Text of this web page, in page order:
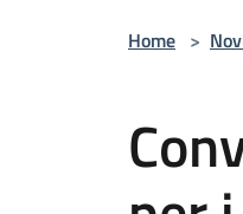
Home >